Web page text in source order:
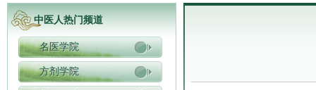
中医人热门频道
名医学院
方剂学院